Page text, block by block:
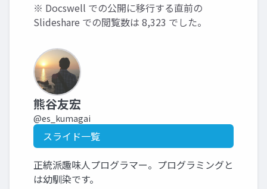
※ Docswell での公開に移行する直前の
Slideshare での閲覧数は 8,323 でした。
熊谷友宏
@es_kumagai
スライド一覧
正統派趣味人プログラマー。プログラミングと
は幼馴染です。